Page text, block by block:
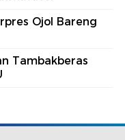
Ojol Bareng
Tambakberas